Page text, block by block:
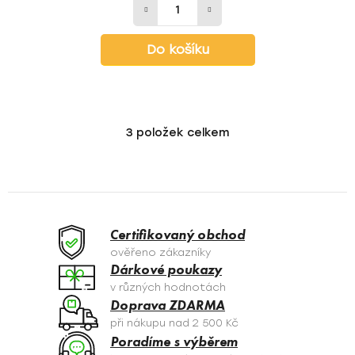
Do košíku
O
á
c
í
p
r
v
k
y
3 položek celkem
Certifikovaný obchod
ověřeno zákazníky
Dárkové poukazy
v různých hodnotách
Doprava ZDARMA
při nákupu nad 2 500 Kč
Poradíme s výběrem